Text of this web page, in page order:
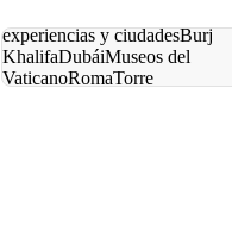
experiencias y ciudadesBurj
KhalifaDubáiMuseos del
VaticanoRomaTorre